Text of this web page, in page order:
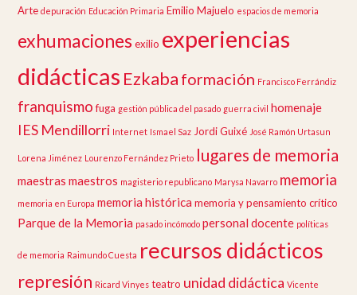
Arte depuración Educación Primaria Emilio Majuelo espacios de memoria
exhumaciones exilio experiencias
didácticas Ezkaba formación Francisco Ferrándiz
franquismo fuga gestión pública del pasado guerra civil homenaje
IES Mendillorri Internet Ismael Saz Jordi Guixé José Ramón Urtasun
Lorena Jiménez Lourenzo Fernández Prieto lugares de memoria
maestras maestros magisterio republicano Marysa Navarro memoria
memoria en Europa memoria histórica memoria y pensamiento crítico
Parque de la Memoria pasado incómodo personal docente políticas
de memoria Raimundo Cuesta recursos didácticos
represión Ricard Vinyes teatro unidad didáctica Vicente